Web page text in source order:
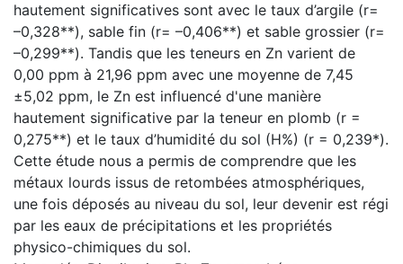
hautement significatives sont avec le taux d’argile (r=
–0,328**), sable fin (r= –0,406**) et sable grossier (r=
–0,299**). Tandis que les teneurs en Zn varient de
0,00 ppm à 21,96 ppm avec une moyenne de 7,45
±5,02 ppm, le Zn est influencé d'une manière
hautement significative par la teneur en plomb (r =
0,275**) et le taux d’humidité du sol (H%) (r = 0,239*).
Cette étude nous a permis de comprendre que les
métaux lourds issus de retombées atmosphériques,
une fois déposés au niveau du sol, leur devenir est régi
par les eaux de précipitations et les propriétés
physico-chimiques du sol.